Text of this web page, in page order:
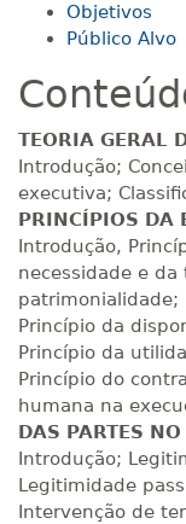
140 H 18 dias
160 H 20dias
180 H 23dias
200 H 25dias
220 H 28dias
240 H 30dias
Objetivos
Público Alvo
TEORIA GERAL
Introdução;
executiva;
PRINCÍPIOS DA
Introdução,
necessidade e
patrimonialidade;
Princípio da
Princípio da
Princípio do
humana na
DAS PARTES
Introdução;
Legitimidade
Intervenção de